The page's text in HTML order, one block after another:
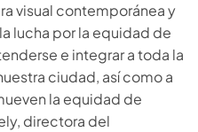
visual contemporánea y
lucha por la equidad de
e integrar a toda la
ciudad, así como a
la equidad de
directora del